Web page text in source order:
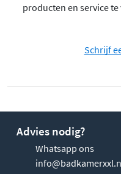
producten en service
Schrijf
Advies nodig?
Whatsapp ons